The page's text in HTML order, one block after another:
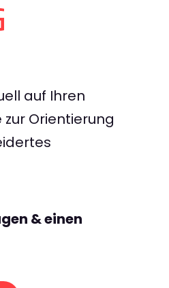
auf Ihren
Orientierung
& einen